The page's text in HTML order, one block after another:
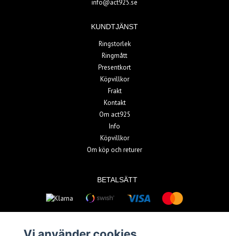
info@act925.se
KUNDTJÄNST
Ringstorlek
Ringmått
Presentkort
Köpvillkor
Frakt
Kontakt
Om act925
Info
Köpvillkor
Om köp och returer
BETALSÄTT